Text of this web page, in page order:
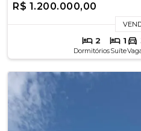
R$ 1.200.000,00
2
Dormitórios
1
Suíte